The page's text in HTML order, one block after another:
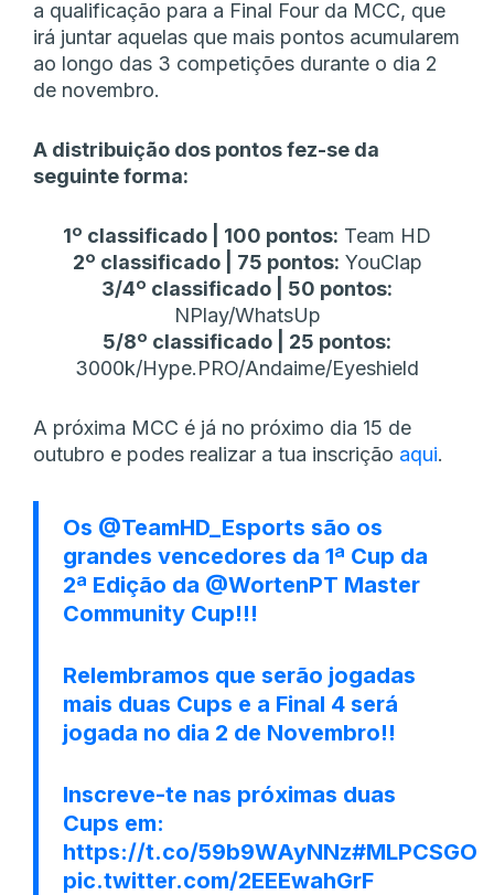
a qualificação para a Final Four da MCC, que
irá juntar aquelas que mais pontos acumularem
ao longo das 3 competições durante o dia 2
de novembro.
A distribuição dos pontos fez-se da
seguinte forma:
1º classificado | 100 pontos: Team HD
2º classificado | 75 pontos: YouClap
3/4º classificado | 50 pontos:
NPlay/WhatsUp
5/8º classificado | 25 pontos:
3000k/Hype.PRO/Andaime/Eyeshield
A próxima MCC é já no próximo dia 15 de
outubro e podes realizar a tua inscrição aqui.
Os @TeamHD_Esports são os
grandes vencedores da 1ª Cup da
2ª Edição da @WortenPT Master
Community Cup!!!
Relembramos que serão jogadas
mais duas Cups e a Final 4 será
jogada no dia 2 de Novembro!!
Inscreve-te nas próximas duas
Cups em:
https://t.co/59b9WAyNNz#MLPCSGO
pic.twitter.com/2EEEwahGrF